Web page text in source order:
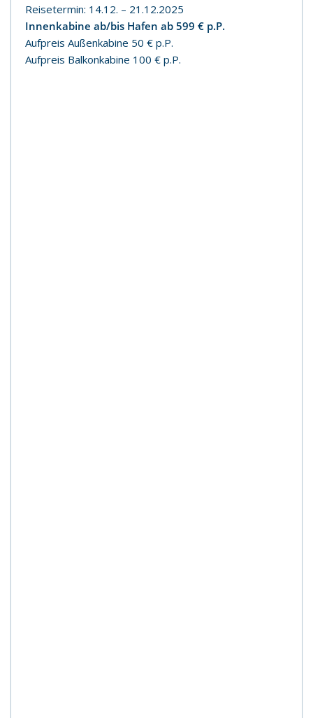
Reisetermin: 14.12. – 21.12.2025
Innenkabine ab/bis Hafen ab 599 € p.P.
Aufpreis Außenkabine 50 € p.P.
Aufpreis Balkonkabine 100 € p.P.